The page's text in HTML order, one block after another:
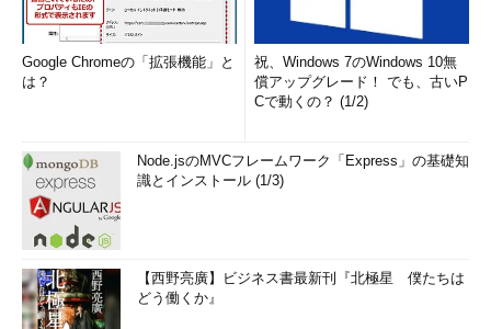
Google Chromeの「拡張機能」と
は？
祝、Windows 7のWindows 10無
償アップグレード！ でも、古いP
Cで動くの？ (1/2)
Node.jsのMVCフレームワーク「Express」の基礎知
識とインストール (1/3)
【西野亮廣】ビジネス書最新刊『北極星 僕たちは
どう働くか』